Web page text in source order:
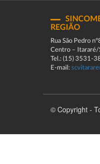
REGIÃO
Rua São Pedro
Centro – Itararé/
Tel.: (15) 3531-
E-mail:
© Copyright -